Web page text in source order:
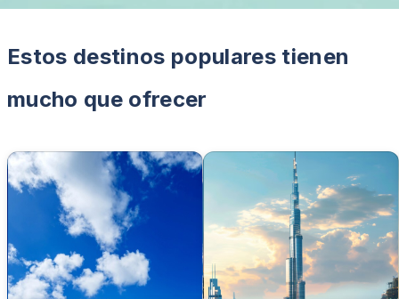
Estos destinos populares tienen
mucho que ofrecer